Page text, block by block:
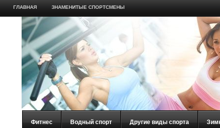
ГЛАВНАЯ ЗНАМЕНИТЫЕ СПОРТСМЕНЫ
Фитнес Водный спорт Другие виды спорта